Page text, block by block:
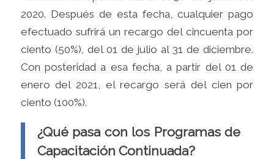
2020. Después de esta fecha, cualquier pago
efectuado sufrirá un recargo del cincuenta por
ciento (50%), del 01 de julio al 31 de diciembre.
Con posteridad a esa fecha, a partir del 01 de
enero del 2021, el recargo será del cien por
ciento (100%).
¿Qué pasa con los Programas de
Capacitación Continuada?